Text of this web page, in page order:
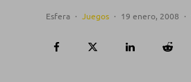
Esfera · Juegos · 19 enero, 2008 ·